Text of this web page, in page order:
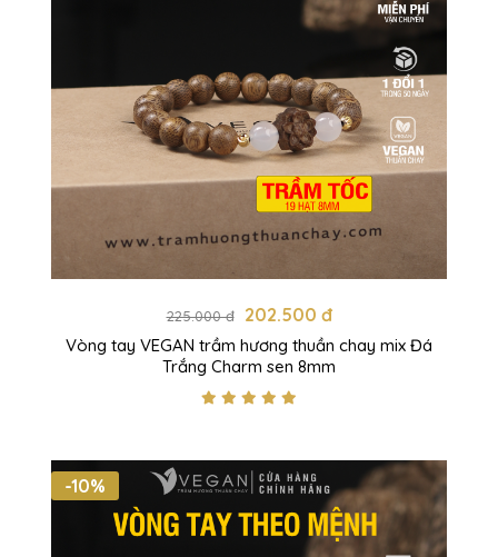
225.000 đ 202.500 đ
Vòng tay VEGAN trầm hương thuần chay mix Đá
Trắng Charm sen 8mm
-10%